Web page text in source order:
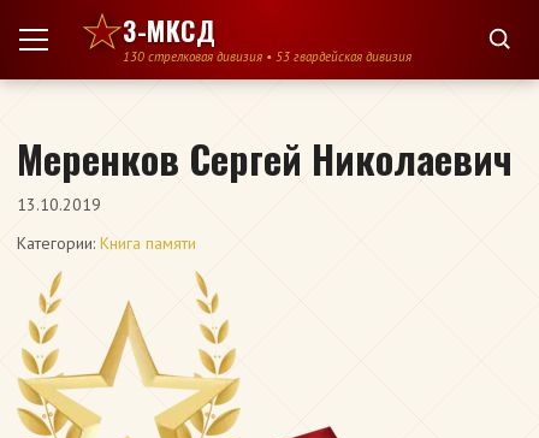
Перейти к содержимому
3-МКСД
130 стрелковая дивизия • 53 гвардейская дивизия
Меренков Сергей Николаевич
13.10.2019
Категории: Книга памяти